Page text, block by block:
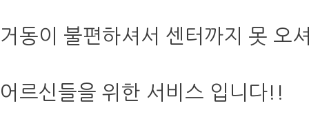
거동이 불편하셔서 센터까지 못 오
어르신들을 위한 서비스 입니다!!